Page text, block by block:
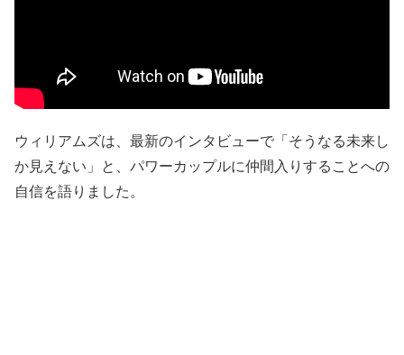
ウィリアムズは、最新のインタビューで「そうなる未来し
か見えない」と、パワーカップルに仲間入りすることへの
自信を語りました。